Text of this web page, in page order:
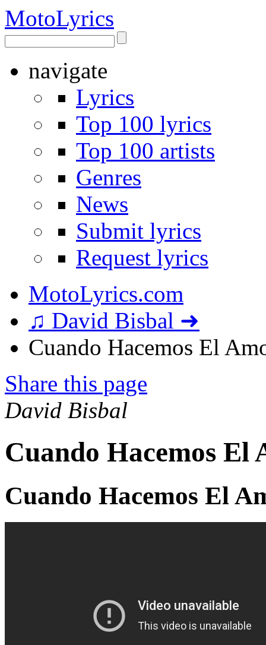
MotoLyrics
navigate
Lyrics
Top 100 lyrics
Top 100 artists
Genres
News
Submit lyrics
Request lyrics
MotoLyrics.com
♫ David Bisbal ➜
Cuando Hacemos El
Share this page
David Bisbal
Cuando Hacemos El
Cuando Hacemos El